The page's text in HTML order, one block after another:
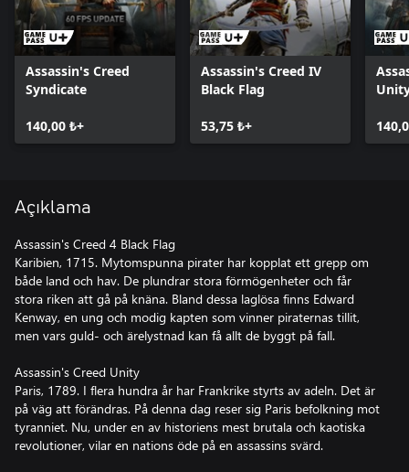
Assassin's Creed
Syndicate
140,00 ₺+
Assassin's Creed IV
Black Flag
53,75 ₺+
Açıklama
Assassin's Creed 4 Black Flag
Karibien, 1715. Mytomspunna pirater har kopplat ett grepp om
både land och hav. De plundrar stora förmögenheter och får
stora riken att gå på knäna. Bland dessa laglösa finns Edward
Kenway, en ung och modig kapten som vinner piraternas tillit,
men vars guld- och ärelystnad kan få allt de byggt på fall.
Assassin's Creed Unity
Paris, 1789. I flera hundra år har Frankrike styrts av adeln. Det är
på väg att förändras. På denna dag reser sig Paris befolkning mot
tyranniet. Nu, under en av historiens mest brutala och kaotiska
revolutioner, vilar en nations öde på en assassins svärd.